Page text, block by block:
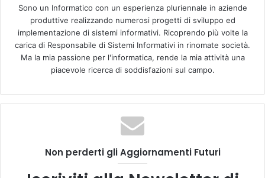
Tags html5 player popup player radio webradio
Sono un Informatico con un esperienza pluriennale in aziende
produttive realizzando numerosi progetti di sviluppo ed
implementazione di sistemi informativi. Ricoprendo più volte la
carica di Responsabile di Sistemi Informativi in rinomate società.
Ma la mia passione per l'informatica, rende la mia attività una
piacevole ricerca di soddisfazioni sul campo.
Non perderti gli Aggiornamenti Futuri